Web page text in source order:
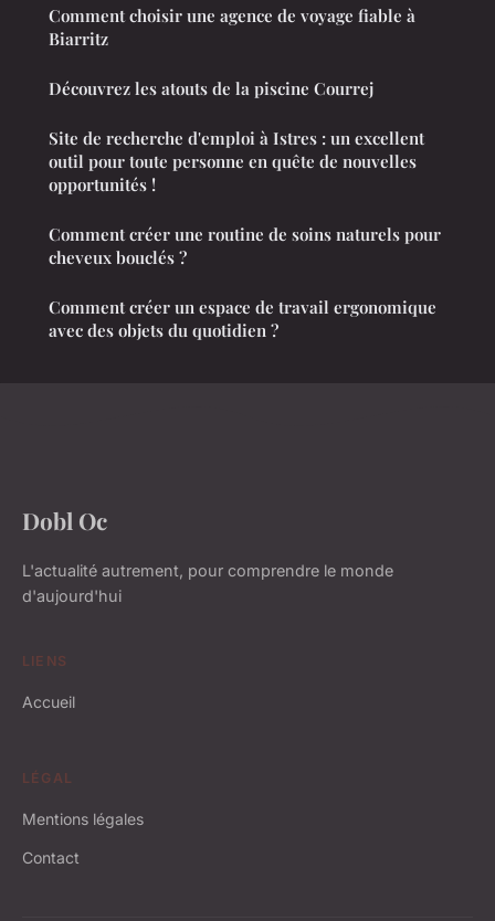
Comment choisir une agence de voyage fiable à
Biarritz
Découvrez les atouts de la piscine Courrej
Site de recherche d'emploi à Istres : un excellent
outil pour toute personne en quête de nouvelles
opportunités !
Comment créer une routine de soins naturels pour
cheveux bouclés ?
Comment créer un espace de travail ergonomique
avec des objets du quotidien ?
Dobl Oc
L'actualité autrement, pour comprendre le monde
d'aujourd'hui
LIENS
Accueil
LÉGAL
Mentions légales
Contact